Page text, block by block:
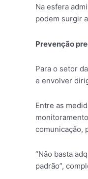
Na esfera
podem surgir
Prevenção
Para o setor
e envolver
Entre as
comunicação,
“Não basta
padrão”,